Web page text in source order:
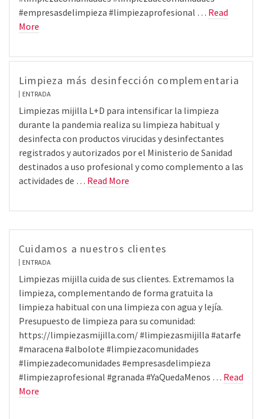
#empresasdelimpieza #limpiezaprofesional … Read
More
Limpieza más desinfección complementaria
ENTRADA
Limpiezas mijilla L+D para intensificar la limpieza
durante la pandemia realiza su limpieza habitual y
desinfecta con productos virucidas y desinfectantes
registrados y autorizados por el Ministerio de Sanidad
destinados a uso profesional y como complemento a las
actividades de … Read More
Cuidamos a nuestros clientes
ENTRADA
Limpiezas mijilla cuida de sus clientes. Extremamos la
limpieza, complementando de forma gratuita la
limpieza habitual con una limpieza con agua y lejía.
Presupuesto de limpieza para su comunidad:
https://limpiezasmijilla.com/ #limpiezasmijilla #atarfe
#maracena #albolote #limpiezacomunidades
#limpiezadecomunidades #empresasdelimpieza
#limpiezaprofesional #granada #YaQuedaMenos … Read
More